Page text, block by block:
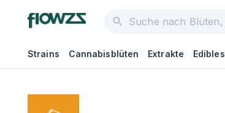
Strains Cannabisblüten Extrakte Edibles